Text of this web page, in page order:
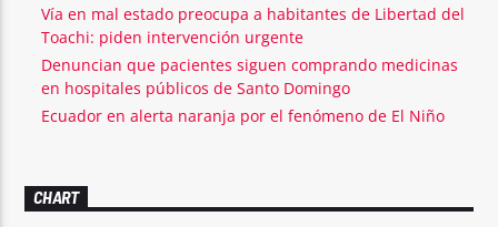
Vía en mal estado preocupa a habitantes de Libertad del
Toachi: piden intervención urgente
Denuncian que pacientes siguen comprando medicinas
en hospitales públicos de Santo Domingo
Ecuador en alerta naranja por el fenómeno de El Niño
CHART